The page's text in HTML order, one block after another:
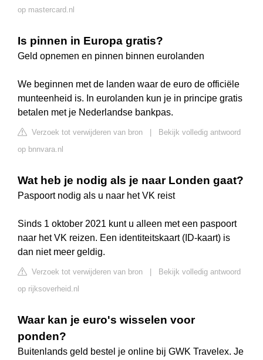
op mastercard.nl
Is pinnen in Europa gratis?
Geld opnemen en pinnen binnen eurolanden
We beginnen met de landen waar de euro de officiële
munteenheid is. In eurolanden kun je in principe gratis
betalen met je Nederlandse bankpas.
Verzoek tot verwijderen van bron
Bekijk volledig antwoord
op bnnvara.nl
Wat heb je nodig als je naar Londen gaat?
Paspoort nodig als u naar het VK reist
Sinds 1 oktober 2021 kunt u alleen met een paspoort
naar het VK reizen. Een identiteitskaart (ID-kaart) is
dan niet meer geldig.
Verzoek tot verwijderen van bron
Bekijk volledig antwoord
op rijksoverheid.nl
Waar kan je euro's wisselen voor
ponden?
Buitenlands geld bestel je online bij GWK Travelex. Je